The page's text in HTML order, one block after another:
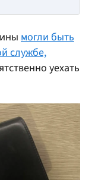
могли быть
службе,
уехать